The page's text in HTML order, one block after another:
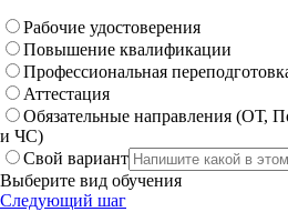
Рабочие удостоверения
Повышение квалификации
Профессиональная
Аттестация
Обязательные направления (ОТ,
и ЧС)
Свой вариант
Выберите вид обучения
Следующий шаг